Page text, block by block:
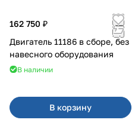
162 750 ₽
Двигатель 11186 в сборе, без
навесного оборудования
В наличии
В корзину